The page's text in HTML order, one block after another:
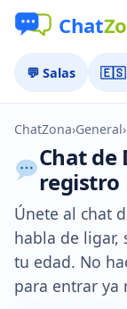
💬 Salas 🇪🇸
ChatZona›General›
Chat de
registro
Únete al chat
habla de ligar,
tu edad. No
para entrar ya